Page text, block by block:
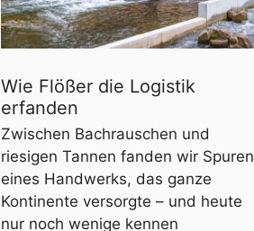
Wie Flößer die Logistik
erfanden
Zwischen Bachrauschen und
riesigen Tannen fanden wir Spuren
eines Handwerks, das ganze
Kontinente versorgte – und heute
nur noch wenige kennen